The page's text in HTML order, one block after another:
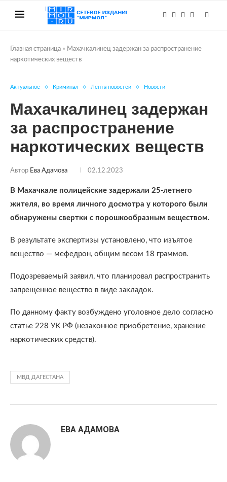
Главная страница » Махачкалинец задержан за распространение
наркотических веществ
Актуальное Криминал Лента новостей Новости
Махачкалинец задержан
за распространение
наркотических веществ
Автор Ева Адамова 02.12.2023
В Махачкале полицейские задержали 25-летнего
жителя, во время личного досмотра у которого были
обнаружены свертки с порошкообразным веществом.
В результате экспертизы установлено, что изъятое
вещество — мефедрон, общим весом 18 граммов.
Подозреваемый заявил, что планировал распространить
запрещенное вещество в виде закладок.
По данному факту возбуждено уголовное дело согласно
статье 228 УК РФ (незаконное приобретение, хранение
наркотических средств).
МВД ДАГЕСТАНА
ЕВА АДАМОВА